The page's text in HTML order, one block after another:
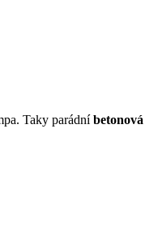
Taky parádníbetonová